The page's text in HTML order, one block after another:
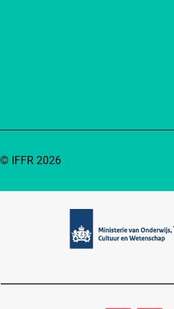
© IFFR 2026